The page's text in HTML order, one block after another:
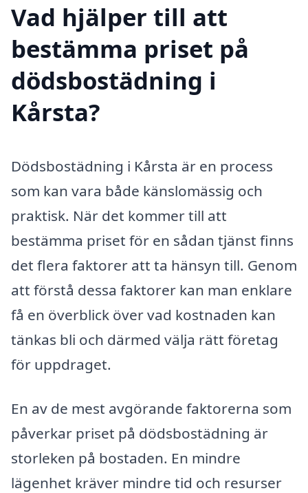
Vad hjälper till att
bestämma priset på
dödsbostädning i
Kårsta?
Dödsbostädning i Kårsta är en process
som kan vara både känslomässig och
praktisk. När det kommer till att
bestämma priset för en sådan tjänst finns
det flera faktorer att ta hänsyn till. Genom
att förstå dessa faktorer kan man enklare
få en överblick över vad kostnaden kan
tänkas bli och därmed välja rätt företag
för uppdraget.
En av de mest avgörande faktorerna som
påverkar priset på dödsbostädning är
storleken på bostaden. En mindre
lägenhet kräver mindre tid och resurser